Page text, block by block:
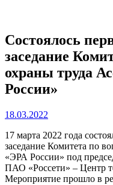
Состоялось
заседание
охраны труда
России»
18.03.2022
17 марта 2022 года
заседание Комитета по
«ЭРА России» под
ПАО «Россети» – Центр
Мероприятие прошло в